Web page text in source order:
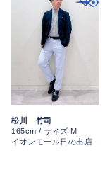
松川 竹司
165cm / サイズ M
イオンモール日の出店